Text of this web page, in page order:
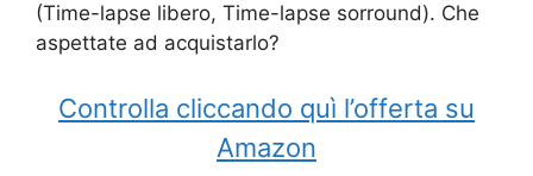
(Time-lapse libero, Time-lapse sorround). Che
aspettate ad acquistarlo?
Controlla cliccando quì l’offerta su
Amazon